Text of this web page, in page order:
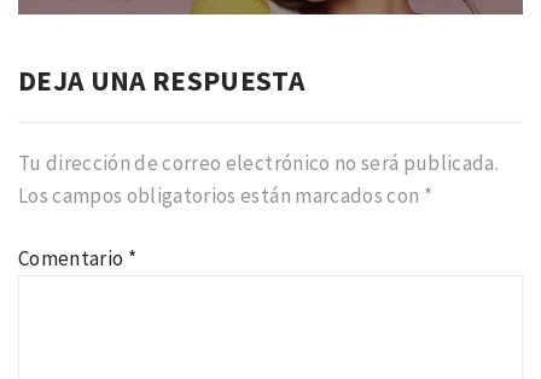
DEJA UNA RESPUESTA
Tu dirección de correo electrónico no será publicada.
Los campos obligatorios están marcados con *
Comentario *